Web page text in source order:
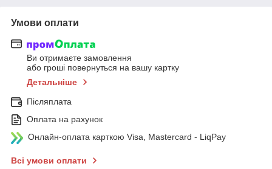
Умови оплати
Ви отримаєте замовлення
або гроші повернуться на вашу картку
Детальніше
Післяплата
Оплата на рахунок
Онлайн-оплата карткою Visa, Mastercard - LiqPay
Всі умови оплати